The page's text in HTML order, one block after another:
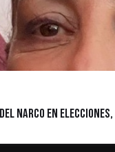
en elecciones,